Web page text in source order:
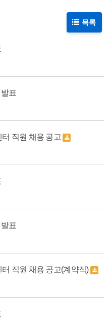
목록
표
터 직원 채용 공고
표
직원 채용 공고(계약직)